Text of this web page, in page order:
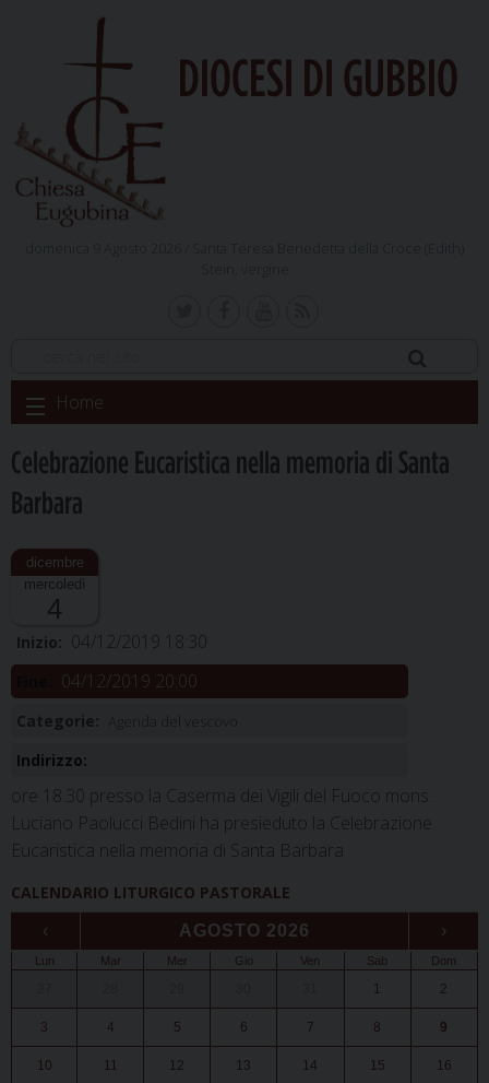
DIOCESI DI GUBBIO
Skip
to
Home
Celebrazione Eucaristica nella memoria di Santa
Barbara
mercoledì
4
Inizio: 04/12/2019 18:30
04/12/2019 20:00
Categorie:
Indirizzo:
ore 18.30 presso la Caserma dei Vigili del Fuoco mons.
Luciano Paolucci Bedini ha presieduto la Celebrazione
Eucaristica nella memoria di Santa Barbara
CALENDARIO LITURGICO PASTORALE
‹ AGOSTO 2026 ›
Lun Mar Mer Gio Ven Sab Dom
1 2
3 4 5 6 7 8 9
10 11 12 13 14 15 16